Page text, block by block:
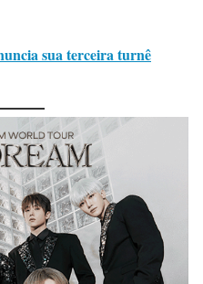
sua terceira turnê